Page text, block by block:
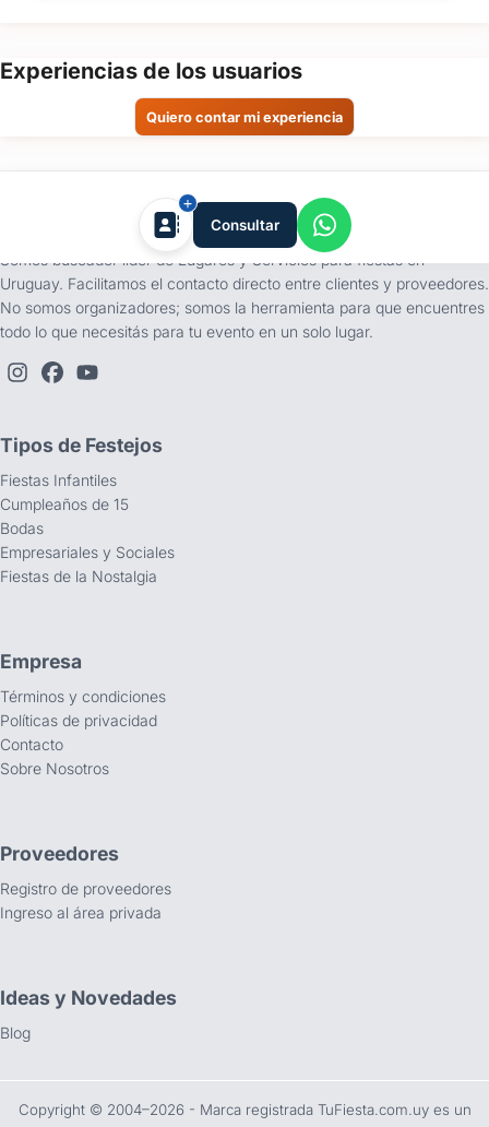
Experiencias de los usuarios
Quiero contar mi experiencia
Consultar
tufiesta.com.uy
Somos buscador líder de Lugares y Servicios para fiestas en
Uruguay. Facilitamos el contacto directo entre clientes y proveedores.
No somos organizadores; somos la herramienta para que encuentres
todo lo que necesitás para tu evento en un solo lugar.
Tipos de Festejos
Fiestas Infantiles
Cumpleaños de 15
Bodas
Empresariales y Sociales
Fiestas de la Nostalgia
Empresa
Términos y condiciones
Políticas de privacidad
Contacto
Sobre Nosotros
Proveedores
Registro de proveedores
Ingreso al área privada
Ideas y Novedades
Blog
Copyright ©️ 2004–2026 - Marca registrada TuFiesta.com.uy es un